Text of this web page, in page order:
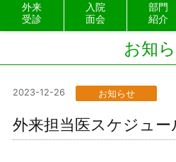
外来
受診
入院
面会
部門
紹介
お知
2023-12-26 お知らせ
外来担当医スケジュー